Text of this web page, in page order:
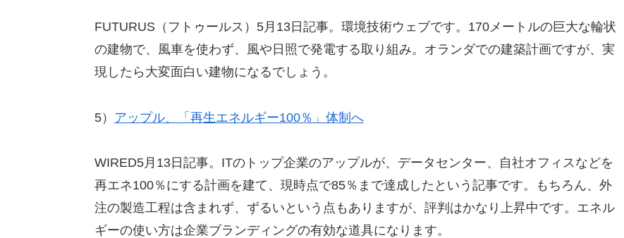
FUTURUS（フトゥールス）5月13日記事。環境技術ウェブです。170メートルの巨大な輪状
の建物で、風車を使わず、風や日照で発電する取り組み。オランダでの建築計画ですが、実
現したら大変面白い建物になるでしょう。
5） アップル、「再生エネルギー100％」体制へ
WIRED5月13日記事。ITのトップ企業のアップルが、データセンター、自社オフィスなどを
再エネ100％にする計画を建て、現時点で85％まで達成したという記事です。もちろん、外
注の製造工程は含まれず、ずるいという点もありますが、評判はかなり上昇中です。エネル
ギーの使い方は企業ブランディングの有効な道具になります。